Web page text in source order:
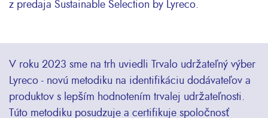
z predaja Sustainable Selection by Lyreco.
V roku 2023 sme na trh uviedli Trvalo udržateľný výber
Lyreco - novú metodiku na identifikáciu dodávateľov a
produktov s lepším hodnotením trvalej udržateľnosti.
Túto metodiku posudzuje a certifikuje spoločnosť